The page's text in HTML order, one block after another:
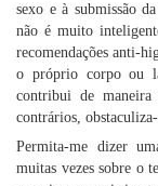
sexo e à submissão
não é muito
recomendações anti-
o próprio corpo ou
contribui de maneira
contrários,
Permita-me dizer
muitas vezes sobre o